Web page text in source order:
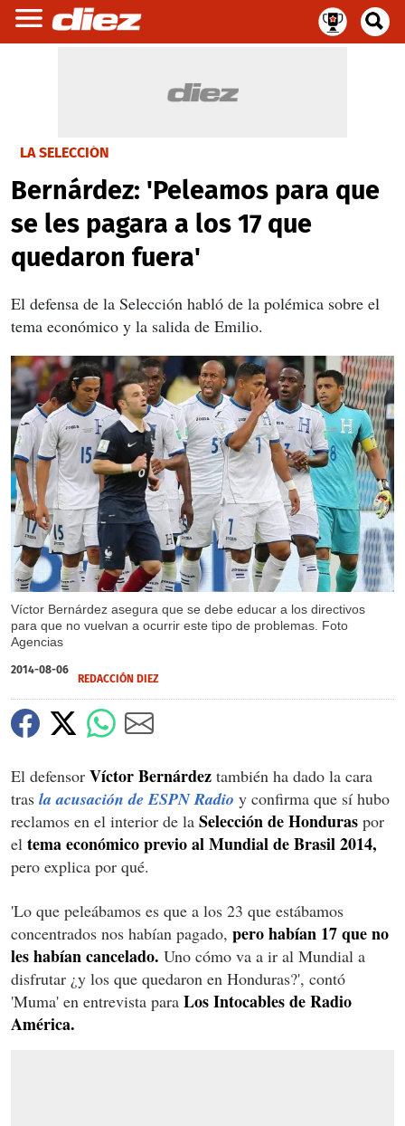
LA SELECCIÓN
Bernárdez: 'Peleamos para que
se les pagara a los 17 que
quedaron fuera'
El defensa de la Selección habló de la polémica sobre el
tema económico y la salida de Emilio.
Víctor Bernárdez asegura que se debe educar a los directivos
para que no vuelvan a ocurrir este tipo de problemas. Foto
Agencias
2014-08-06
REDACCIÓN DIEZ
El defensor Víctor Bernárdez también ha dado la cara
tras la acusación de ESPN Radio y confirma que sí hubo
reclamos en el interior de la Selección de Honduras por
el tema económico previo al Mundial de Brasil 2014,
pero explica por qué.
'Lo que peleábamos es que a los 23 que estábamos
concentrados nos habían pagado, pero habían 17 que no
les habían cancelado. Uno cómo va a ir al Mundial a
disfrutar ¿y los que quedaron en Honduras?', contó
'Muma' en entrevista para Los Intocables de Radio
América.